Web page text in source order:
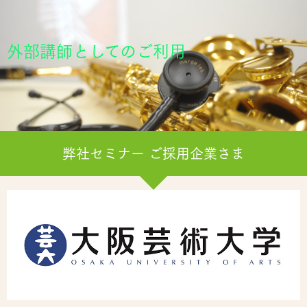
外部講師としてのご利用
弊社セミナー ご採用企業さま